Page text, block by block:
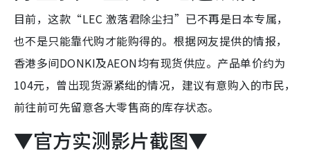
目前，这款“LEC 激落君除尘扫”已不再是日本专属，
也不是只能靠代购才能购得的。根据网友提供的情报，
香港多间DONKI及AEON均有现货供应。产品单价约为
104元，曾出现货源紧绌的情况，建议有意购入的市民，
前往前可先留意各大零售商的库存状态。
▼官方实测影片截图▼